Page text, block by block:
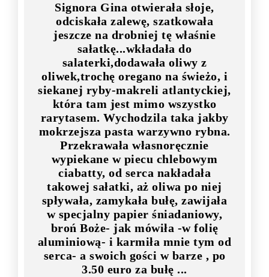
Signora Gina otwierała słoje,
odciskała zalewę, szatkowała
jeszcze na drobniej tę właśnie
sałatkę...wkładała do
salaterki,dodawała oliwy z
oliwek,trochę oregano na świeżo, i
siekanej ryby-makreli atlantyckiej,
która tam jest mimo wszystko
rarytasem. Wychodzila taka jakby
mokrzejsza pasta warzywno rybna.
Przekrawała własnoręcznie
wypiekane w piecu chlebowym
ciabatty, od serca nakładała
takowej sałatki, aż oliwa po niej
spływała, zamykała bułę, zawijała
w specjalny papier śniadaniowy,
broń Boże- jak mówiła -w folię
aluminiową- i karmiła mnie tym od
serca- a swoich gości w barze , po
3.50 euro za bułę ...